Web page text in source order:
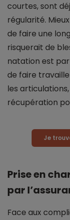
courtes, sont
régularité.
de faire une
risquerait de
natation est
de faire
les
récupération
Je
Prise en
par
Face aux